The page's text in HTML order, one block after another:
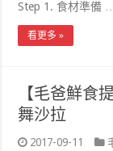
Step 1. 食材準備 …
看更多 »
【毛爸鮮食
舞沙拉
2017-09-11